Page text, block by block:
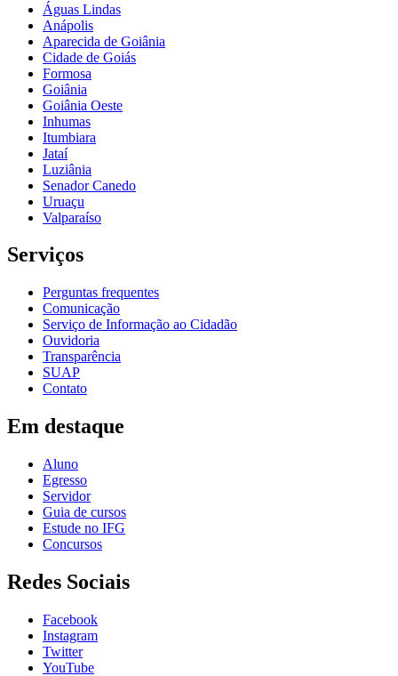
Águas Lindas
Anápolis
Aparecida de Goiânia
Cidade de Goiás
Formosa
Goiânia
Goiânia Oeste
Inhumas
Itumbiara
Jataí
Luziânia
Senador Canedo
Uruaçu
Valparaíso
Serviços
Perguntas frequentes
Comunicação
Serviço de Informação ao Cidadão
Ouvidoria
Transparência
SUAP
Contato
Em destaque
Aluno
Egresso
Servidor
Guia de cursos
Estude no IFG
Concursos
Redes Sociais
Facebook
Instagram
Twitter
YouTube